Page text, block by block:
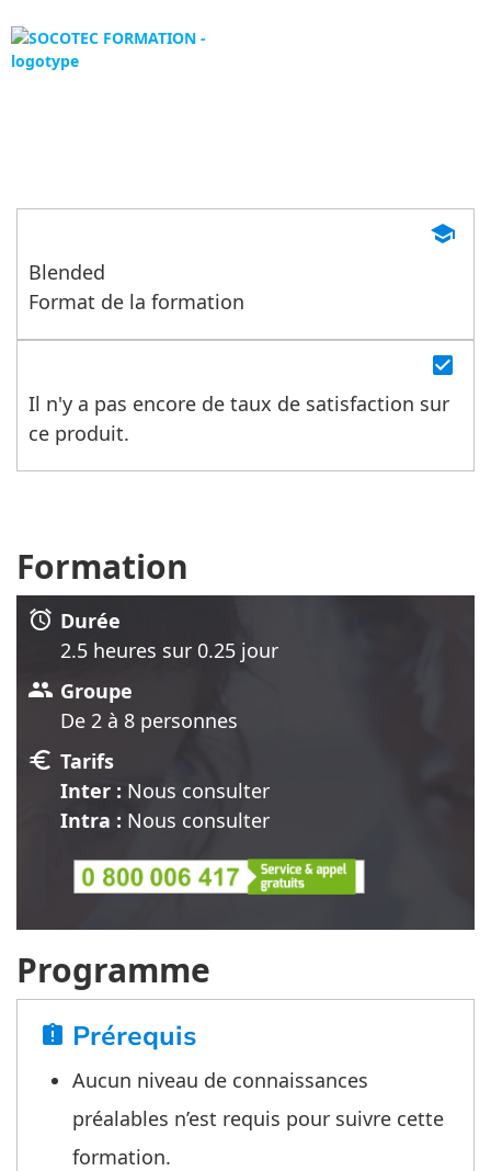
Blended
Format de la formation
school
Il n'y a pas encore de taux de satisfaction sur
ce produit.
check_box
Formation
alarm Durée
2.5 heures sur 0.25 jour
group Groupe
De 2 à 8 personnes
euro Tarifs
Inter : Nous consulter
Intra : Nous consulter
Programme
assignment_late Prérequis
Aucun niveau de connaissances
préalables n’est requis pour suivre cette
formation.